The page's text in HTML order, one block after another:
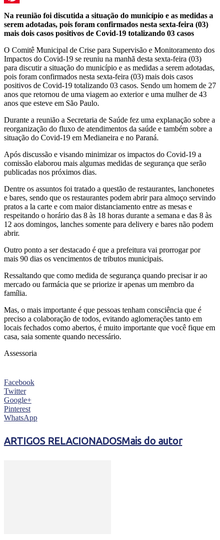
Pinterest
Na reunião foi discutida a situação do município e as medidas a
serem adotadas, pois foram confirmados nesta sexta-feira (03)
mais dois casos positivos de Covid-19 totalizando 03 casos
O Comitê Municipal de Crise para Supervisão e Monitoramento dos
Impactos do Covid-19 se reuniu na manhã desta sexta-feira (03)
para discutir a situação do município e as medidas a serem adotadas,
pois foram confirmados nesta sexta-feira (03) mais dois casos
positivos de Covid-19 totalizando 03 casos. Sendo um homem de 27
anos que retornou de uma viagem ao exterior e uma mulher de 43
anos que esteve em São Paulo.
Durante a reunião a Secretaria de Saúde fez uma explanação sobre a
reorganização do fluxo de atendimentos da saúde e também sobre a
situação do Covid-19 em Medianeira e no Paraná.
Após discussão e visando minimizar os impactos do Covid-19 a
comissão elaborou mais algumas medidas de segurança que serão
publicadas nos próximos dias.
Dentre os assuntos foi tratado a questão de restaurantes, lanchonetes
e bares, sendo que os restaurantes podem abrir para almoço servindo
pratos a la carte e com maior distanciamento entre as mesas e
respeitando o horário das 8 às 18 horas durante a semana e das 8 às
12 aos domingos, lanches somente para delivery e bares não podem
abrir.
Outro ponto a ser destacado é que a prefeitura vai prorrogar por
mais 90 dias os vencimentos de tributos municipais.
Ressaltando que como medida de segurança quando precisar ir ao
mercado ou farmácia que se priorize ir apenas um membro da
família.
Mas, o mais importante é que pessoas tenham consciência que é
preciso a colaboração de todos, evitando aglomerações tanto em
locais fechados como abertos, é muito importante que você fique em
casa, saia somente quando necessário.
Assessoria
Facebook
Twitter
Google+
Pinterest
WhatsApp
ARTIGOS RELACIONADOSMais do autor